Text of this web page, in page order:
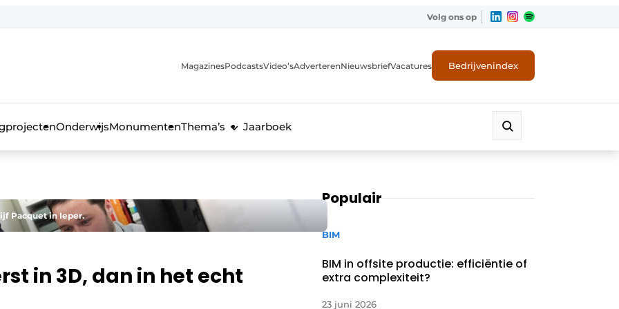
Volg ons op
MagazinesPodcastsVideo’sAdverterenNieuwsbriefVacatures Bedrijvenindex
OnderwijsMonumentenThema’s Jaarboek
Pacquet in Ieper.
in 3D, dan in het echt
Populair
BIM
BIM in offsite productie: efficiëntie of
extra complexiteit?
23 juni 2026